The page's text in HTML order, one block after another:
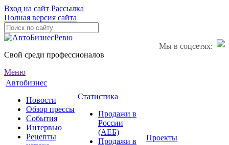
Вход на сайт Рассылка
Полная версия сайта
Мы в соцсетях:
Свой среди профессионалов
Меню
Автобизнес
Новости
Обзор прессы
События
Интервью
Рецепты
Статистика
Продажи в
России
(АЕБ)
Продажи в
Проекты